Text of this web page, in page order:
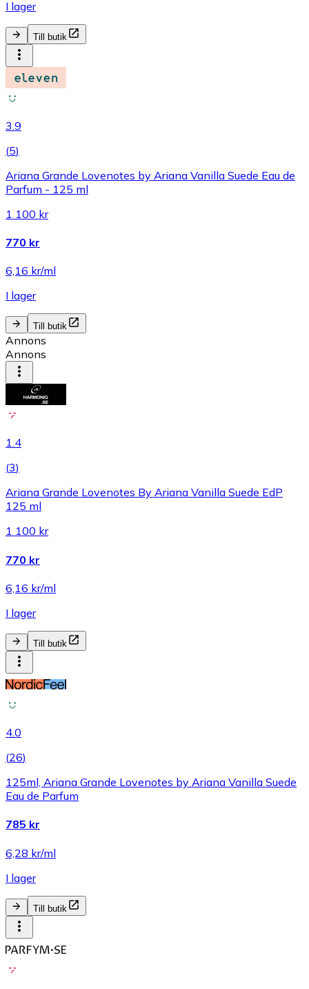
I lager
Till butik
3.9
(5)
Ariana Grande Lovenotes by Ariana Vanilla Suede Eau de
Parfum - 125 ml
1 100 kr
770 kr
6,16 kr/ml
I lager
Till butik
Annons
Annons
1.4
(3)
Ariana Grande Lovenotes By Ariana Vanilla Suede EdP
125 ml
1 100 kr
770 kr
6,16 kr/ml
I lager
Till butik
4.0
(26)
125ml, Ariana Grande Lovenotes by Ariana Vanilla Suede
Eau de Parfum
785 kr
6,28 kr/ml
I lager
Till butik